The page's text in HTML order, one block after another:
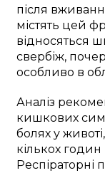
після
містять цей
відносяться
свербіж,
особливо в
Аналіз
кишкових
болях у
кількох
Респіраторні